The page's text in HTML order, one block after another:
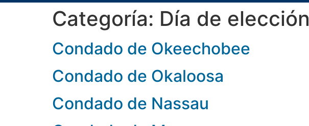
Categoría: Día de elección
Condado de Okeechobee
Condado de Okaloosa
Condado de Nassau